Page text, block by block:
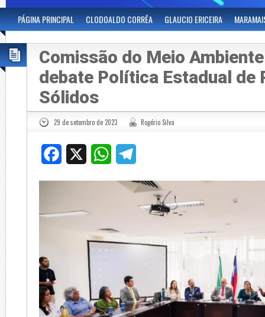
PÁGINA PRINCIPAL CLODOALDO CORRÊA GLAUCIO ERICEIRA
Comissão do Meio
debate Política Estadual de
Sólidos
29 de setembro de 2023 Rogério Silva
Facebook WhatsApp